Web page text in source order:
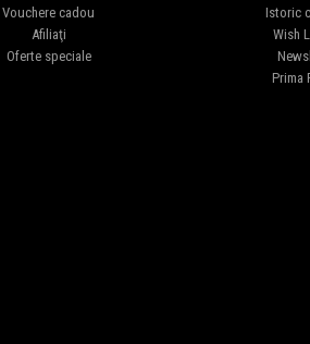
Vouchere cadou
Afiliaţi
Oferte speciale
Istoric
Wish
Prima